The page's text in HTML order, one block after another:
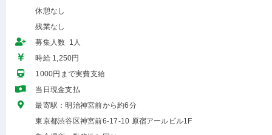
休憩なし
残業なし
募集人数 1人
時給 1,250円
1000円まで実費支給
当日現金支払
最寄駅：明治神宮前から約6分
東京都渋谷区神宮前6-17-10 原宿アールビル1F